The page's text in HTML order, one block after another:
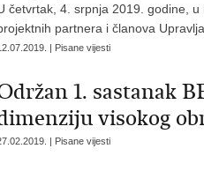
četvrtak, 4. srpnja 2019. godine,
partnera i članova
| Pisane vijesti
1. sastanak
visokog
| Pisane vijesti